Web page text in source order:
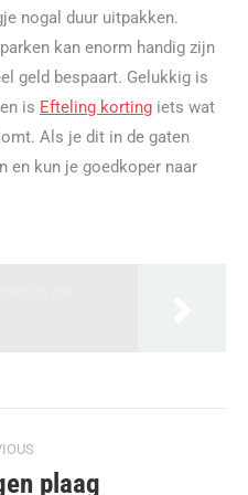
nogal duur uitpakken.
kan enorm handig zijn
geld bespaart. Gelukkig is
is Efteling korting iets wat
Als je dit in de gaten
en kun je goedkoper naar
Previousplaag